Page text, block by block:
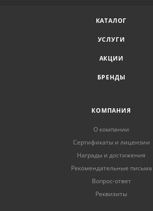
КАТАЛОГ
УСЛУГИ
АКЦИИ
БРЕНДЫ
КОМПАНИЯ
О компании
Сертификаты и лицензии
Награды и достижения
Рекомендательные письма
Вопрос-ответ
Реквизиты